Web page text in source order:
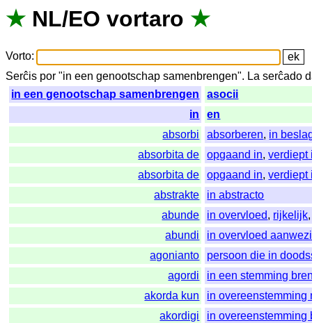
★ NL/EO vortaro ★
Vorto:
Serĉis por "in een genootschap samenbrengen". La serĉado
in een genootschap samenbrengen
asocii
in
en
absorbi
absorberen, in
absorbita de
opgaand in,verdiept
absorbita de
opgaand in,verdiept
abstrakte
in abstracto
abunde
in overvloed, rijkelijk
abundi
in overvloed
agonianto
persoon die in
agordi
in een stemming
akorda kun
in overeenstemming
akordigi
in overeenstemming